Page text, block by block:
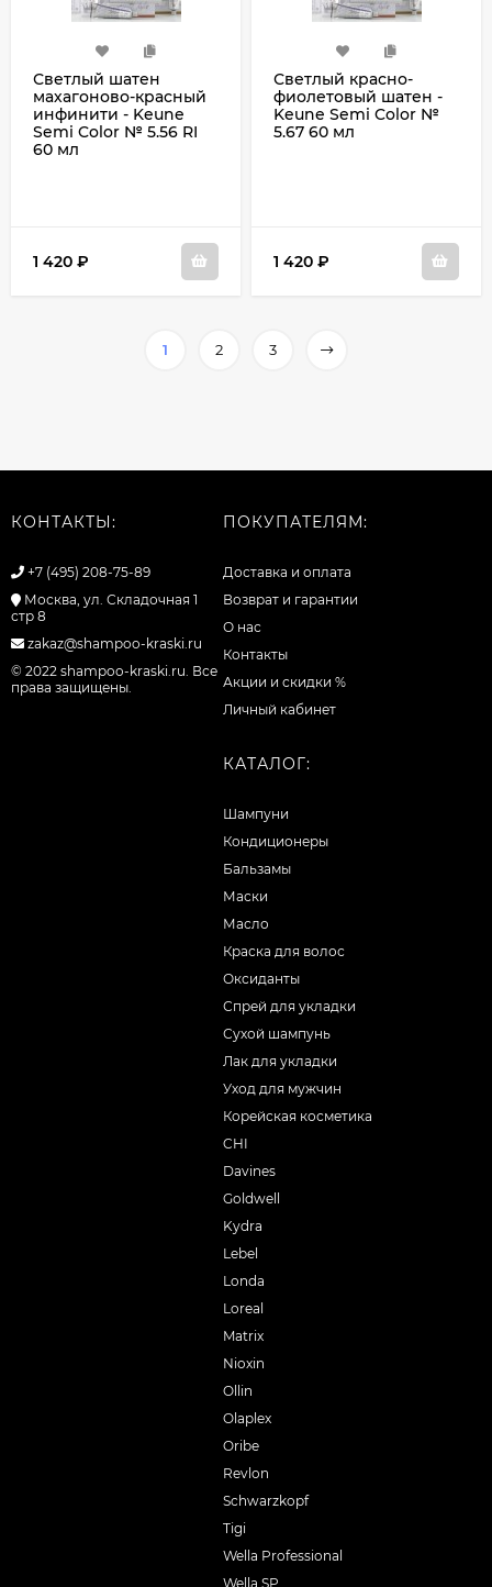
Светлый шатен
махагоново-красный
инфинити - Keune
Semi Color № 5.56 RI
60 мл
1 420 ₽
Светлый красно-
фиолетовый шатен -
Keune Semi Color №
5.67 60 мл
1 420 ₽
1 2 3
КОНТАКТЫ:
+7 (495) 208-75-89
Москва, ул. Складочная 1
стр 8
zakaz@shampoo-kraski.ru
© 2022 shampoo-kraski.ru. Все
права защищены.
ПОКУПАТЕЛЯМ:
Доставка и оплата
Возврат и гарантии
О нас
Контакты
Акции и скидки %
Личный кабинет
КАТАЛОГ:
Шампуни
Кондиционеры
Бальзамы
Маски
Масло
Краска для волос
Оксиданты
Спрей для укладки
Сухой шампунь
Лак для укладки
Уход для мужчин
Корейская косметика
CHI
Davines
Goldwell
Kydra
Lebel
Londa
Loreal
Matrix
Nioxin
Ollin
Olaplex
Oribe
Revlon
Schwarzkopf
Tigi
Wella Professional
Wella SP